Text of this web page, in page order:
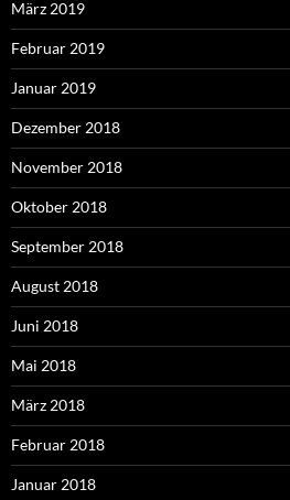
März 2019
Februar 2019
Januar 2019
Dezember 2018
November 2018
Oktober 2018
September 2018
August 2018
Juni 2018
Mai 2018
März 2018
Februar 2018
Januar 2018